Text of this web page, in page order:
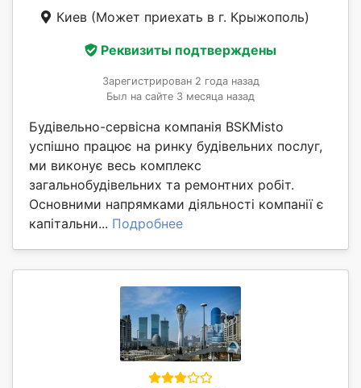
Киев (Может приехать в г. Крыжополь)
Реквизиты подтверждены
Зарегистрирован 2 года назад
Был на сайте 3 месяца назад
Будівельно-сервісна компанія BSKMisto
успішно працює на ринку будівельних послуг,
ми виконує весь комплекс
загальнобудівельних та ремонтних робіт.
Основними напрямками діяльності компанії є
капітальни... Подробнее